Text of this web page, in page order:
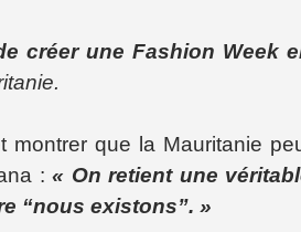
créer une Fashion Week
que la Mauritanie
:« On retient une
“nous existons”. »